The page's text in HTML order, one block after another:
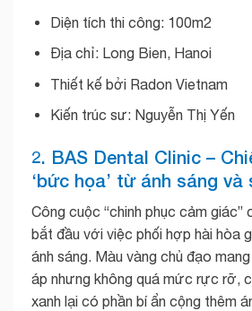
Diện tích thi công: 100m2
Địa chỉ: Long Bien, Hanoi
Thiết kế bởi Radon Vietnam
Kiến trúc sư: Nguyễn Thị Yến
2. BAS Dental Clinic –
‘bức họa’ từ ánh sáng và
Công cuộc “chinh phục cảm giác”
bắt đầu với việc phối hợp hài hòa
ánh sáng. Màu vàng chủ đạo
áp nhưng không quá mức rực rỡ,
xanh lại có phần bí ẩn cộng thêm